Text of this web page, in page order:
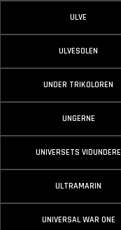
ULVE
ULVESOLEN
UNDER TRIKOLOREN
UNGERNE
UNIVERSETS VIDUNDERE
ULTRAMARIN
UNIVERSAL WAR ONE